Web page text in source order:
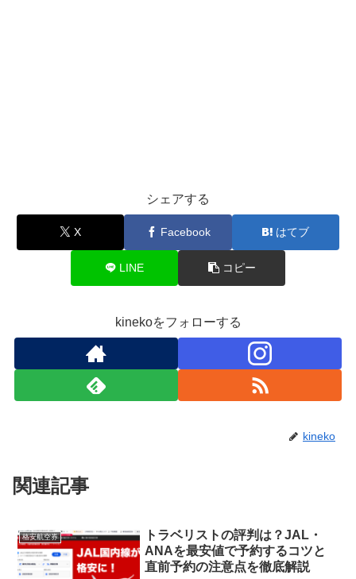
シェアする
X Facebook はてブ
LINE コピー
kinekoをフォローする
kineko
関連記事
格安航空券
トラベリストの評判は？JAL・
ANAを最安値で予約するコツと
直前予約の注意点を徹底解説